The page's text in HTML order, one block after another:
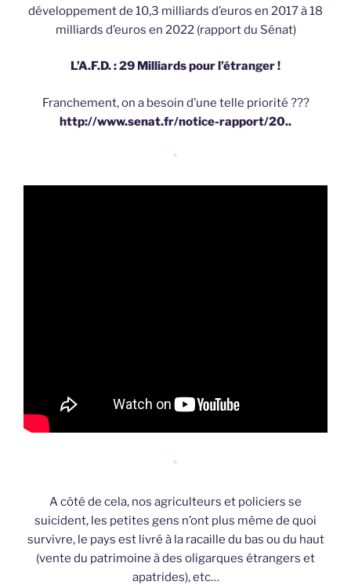
développement de 10,3 milliards d’euros en 2017 à 18
milliards d’euros en 2022 (rapport du Sénat)
L’A.F.D. : 29 Milliards pour l’étranger !
Franchement, on a besoin d’une telle priorité ???
http://www.senat.fr/notice-rapport/20..
*
*
A côté de cela, nos agriculteurs et policiers se
suicident, les petites gens n’ont plus même de quoi
survivre, le pays est livré à la racaille du bas ou du haut
(vente du patrimoine à des oligarques étrangers et
apatrides), etc…